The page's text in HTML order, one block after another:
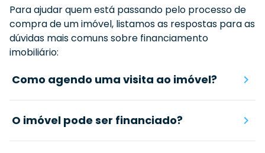
Para ajudar quem está passando pelo processo de
compra de um imóvel, listamos as respostas para as
dúvidas mais comuns sobre financiamento
imobiliário:
Como agendo uma visita ao imóvel?
O imóvel pode ser financiado?